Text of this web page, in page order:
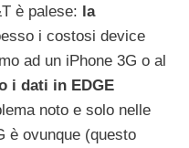
è palese: la
i costosi device
ad un iPhone 3G o al
i dati in EDGE
noto e solo nelle
è ovunque (questo